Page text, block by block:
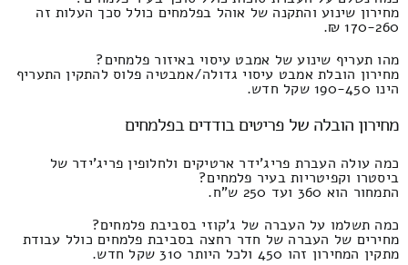
מחירון שינוע והתקנה של אוהל בפלמחים כולל סכך העלות זה
170-260 ₪.
מהו תעריף שינוע של אמבט עיסוי באיזור פלמחים?
מחירון הובלת אמבט עיסוי גדולה/אמבטיה פלוס להתקין התעריף
הינו 190-450 שקל חדש.
מחירון הובלה של פריטים בודדים בפלמחים
כמה עולה העברת פריג'ידר ארטיקים ולחלופין פריג'ידר של
ביסטרו וקפיטריות בעיר פלמחים?
התמחור הוא 360 ועד 250 ש"ח.
כמה תשלמו על העברה של ג'קוזי בסביבת פלמחים?
מחירים של העברה של חדר רחצה בסביבת פלמחים כולל עבודת
מתקין המחירון זהו 450 ולכל היותר 310 שקל חדש.